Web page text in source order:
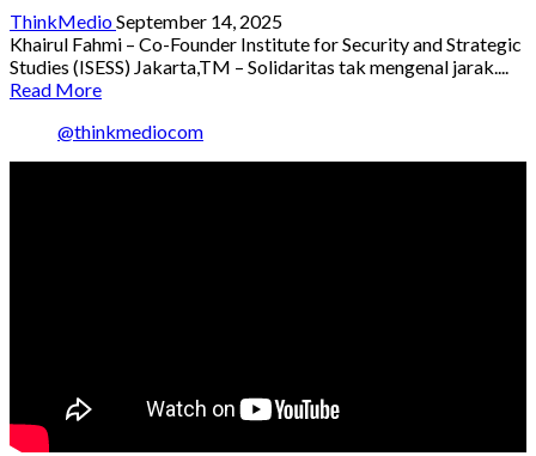
dan
Gaza
ThinkMedioSeptember 14, 2025
Khairul Fahmi – Co-Founder Institute for Security and Strategic
Studies (ISESS) Jakarta,TM – Solidaritas tak mengenal jarak....
Read MoreRead
about
@thinkmediocom